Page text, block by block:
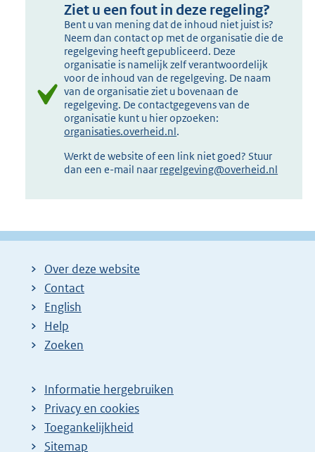
Ziet u een fout in deze regeling?
Bent u van mening dat de inhoud niet juist is?
Neem dan contact op met de organisatie die de
regelgeving heeft gepubliceerd. Deze
organisatie is namelijk zelf verantwoordelijk
voor de inhoud van de regelgeving. De naam
van de organisatie ziet u bovenaan de
regelgeving. De contactgegevens van de
organisatie kunt u hier opzoeken:
organisaties.overheid.nl.
Werkt de website of een link niet goed? Stuur
dan een e-mail naar regelgeving@overheid.nl
Over deze website
Contact
English
Help
Zoeken
Informatie hergebruiken
Privacy en cookies
Toegankelijkheid
Sitemap